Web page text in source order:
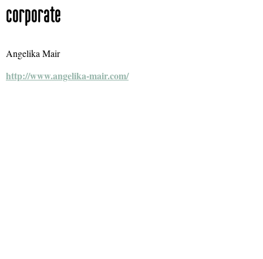
corporate
Angelika Mair
http://www.angelika-mair.com/